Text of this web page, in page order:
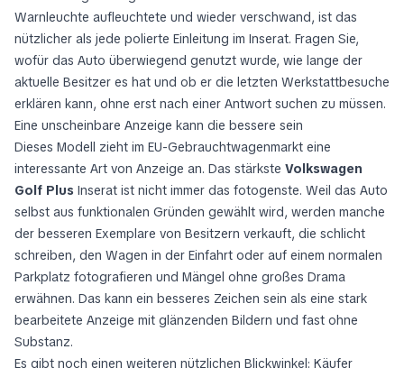
Warnleuchte aufleuchtete und wieder verschwand, ist das
nützlicher als jede polierte Einleitung im Inserat. Fragen Sie,
wofür das Auto überwiegend genutzt wurde, wie lange der
aktuelle Besitzer es hat und ob er die letzten Werkstattbesuche
erklären kann, ohne erst nach einer Antwort suchen zu müssen.
Eine unscheinbare Anzeige kann die bessere sein
Dieses Modell zieht im EU-Gebrauchtwagenmarkt eine
interessante Art von Anzeige an. Das stärkste Volkswagen
Golf Plus Inserat ist nicht immer das fotogenste. Weil das Auto
selbst aus funktionalen Gründen gewählt wird, werden manche
der besseren Exemplare von Besitzern verkauft, die schlicht
schreiben, den Wagen in der Einfahrt oder auf einem normalen
Parkplatz fotografieren und Mängel ohne großes Drama
erwähnen. Das kann ein besseres Zeichen sein als eine stark
bearbeitete Anzeige mit glänzenden Bildern und fast ohne
Substanz.
Es gibt noch einen weiteren nützlichen Blickwinkel: Käufer